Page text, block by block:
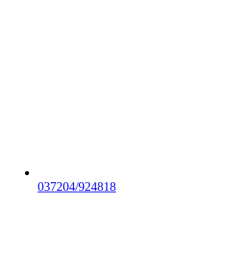
037204/924818